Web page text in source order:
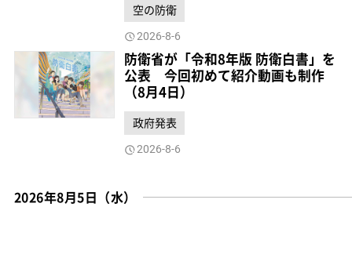
空の防衛
2026-8-6
防衛省が「令和8年版 防衛白書」を
公表 今回初めて紹介動画も制作
（8月4日）
政府発表
2026-8-6
2026年8月5日（水）